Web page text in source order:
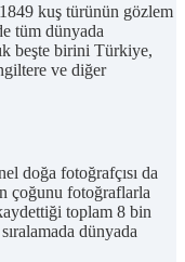
kuş türünün gözlem
tüm dünyada
beşte birini Türkiye,
ve diğer
doğa fotoğrafçısı da
çoğunu fotoğraflarla
toplam 8 bin
dünyada